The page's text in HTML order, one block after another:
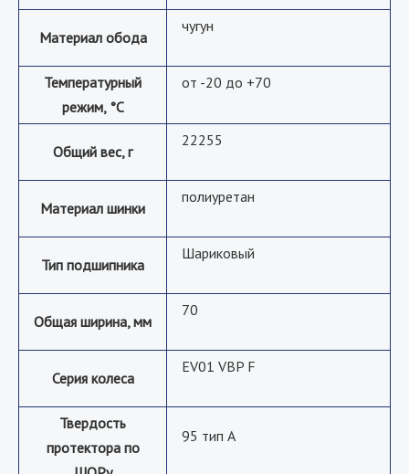
Материал обода
чугун
Температурный
режим, °С
от -20 до +70
Общий вес, г
22255
Материал шинки
полиуретан
Тип подшипника
Шариковый
Общая ширина, мм
70
Серия колеса
EV01 VBP F
Твердость
протектора по
95 тип А